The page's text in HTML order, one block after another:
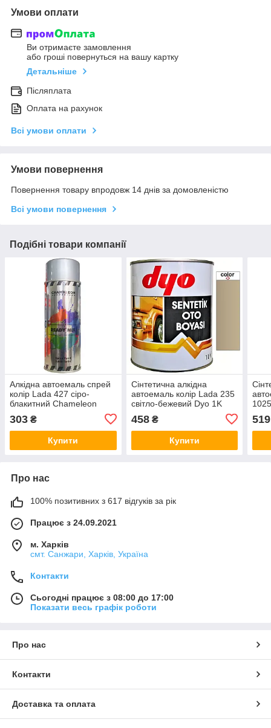
Умови оплати
Ви отримаєте замовлення
або гроші повернуться на вашу картку
Детальніше
Післяплата
Оплата на рахунок
Всі умови оплати
Умови повернення
Повернення товару впродовж 14 днів за домовленістю
Всі умови повернення
Подібні товари компанії
Алкідна автоемаль спрей
колір Lada 427 сіро-
блакитний Chameleon
303 ₴
Купити
Сінтетична алкідна
автоемаль колір Lada 235
світло-бежевий Dyo 1K
458₴
Купити
519
Про нас
100% позитивних з 617 відгуків за рік
Працює з 24.09.2021
м. Харків
смт. Санжари, Харків, Україна
Контакти
Сьогодні працює з 08:00 до 17:00
Показати весь графік роботи
Про нас
Контакти
Доставка та оплата